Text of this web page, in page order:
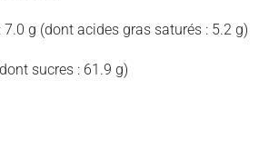
7.0 g (dont acides gras saturés : 5.2 g)
sucres : 61.9 g)